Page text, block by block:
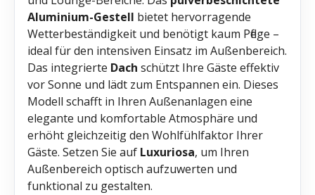
Aluminium-Gestell bietet hervorragende
Wetterbeständigkeit und benötigt kaum Pflege –
ideal für den intensiven Einsatz im Außenbereich.
Das integrierte Dach schützt Ihre Gäste effektiv
vor Sonne und lädt zum Entspannen ein. Dieses
Modell schafft in Ihren Außenanlagen eine
elegante und komfortable Atmosphäre und
erhöht gleichzeitig den Wohlfühlfaktor Ihrer
Gäste. Setzen Sie auf Luxuriosa, um Ihren
Außenbereich optisch aufzuwerten und
funktional zu gestalten.